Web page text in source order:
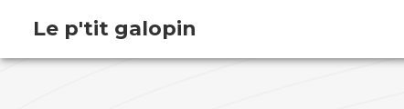
Le p'tit galopin